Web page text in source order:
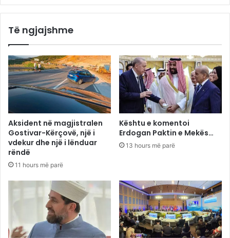
Të ngjajshme
Aksident në magjistralen
Gostivar-Kërçovë, një i
vdekur dhe një i lënduar
rëndë
11 hours më parë
Kështu e komentoi
Erdogan Paktin e Mekës…
13 hours më parë